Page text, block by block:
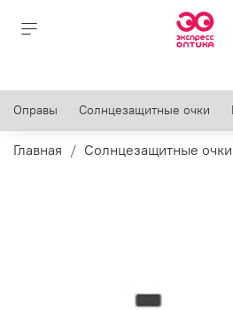
Оправы Солнцезащитные очки
Главная Солнцезащитные очки